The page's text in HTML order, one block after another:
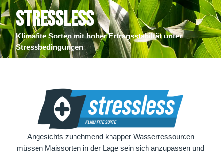
STRESSLESS
Klimafite Sorten mit hoher Ertragsstabiltät unter
Stressbedingungen
Angesichts zunehmend knapper Wasserressourcen
müssen Maissorten in der Lage sein sich anzupassen und